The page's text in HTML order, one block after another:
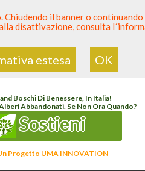
>Ambulatori Dentistici>Veneto
Boschi Di Benessere, In Italia!
Abbandonati. Se Non Ora Quando?
Sostieni
Progetto UMA INNOVATION
il banner o
disattivazione, consulta
estesa OK